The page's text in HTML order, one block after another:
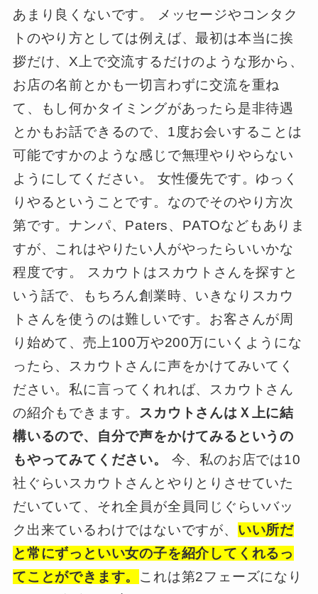
あまり良くないです。 メッセージやコンタク
トのやり方としては例えば、最初は本当に挨
拶だけ、X上で交流するだけのような形から、
お店の名前とかも一切言わずに交流を重ね
て、もし何かタイミングがあったら是非待遇
とかもお話できるので、1度お会いすることは
可能ですかのような感じで無理やりやらない
ようにしてください。 女性優先です。ゆっく
りやるということです。なのでそのやり方次
第です。ナンパ、Paters、PATOなどもありま
すが、これはやりたい人がやったらいいかな
程度です。 スカウトはスカウトさんを探すと
いう話で、もちろん創業時、いきなりスカウ
トさんを使うのは難しいです。お客さんが周
り始めて、売上100万や200万にいくようにな
ったら、スカウトさんに声をかけてみいてく
ださい。私に言ってくれれば、スカウトさん
の紹介もできます。 スカウトさんはＸ上に結
構いるので、自分で声をかけてみるというの
もやってみてください。
今、私のお店では10
社ぐらいスカウトさんとやりとりさせていた
だいていて、それ全員が全員同じぐらいバッ
ク出来ているわけではないですが、 いい所だ
と常にずっといい女の子を紹介してくれるっ
てことができます。 これは第2フェーズになり